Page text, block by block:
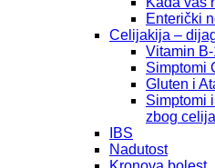
Enterički
Celijakija –
Vitamin
Simptomi
Gluten i
Simptomi
zbog
IBS
Nadutost